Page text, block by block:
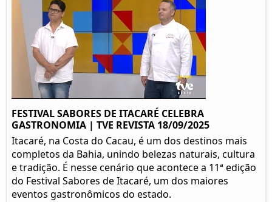
FESTIVAL SABORES DE ITACARÉ CELEBRA
GASTRONOMIA | TVE REVISTA 18/09/2025
Itacaré, na Costa do Cacau, é um dos destinos mais
completos da Bahia, unindo belezas naturais, cultura
e tradição. É nesse cenário que acontece a 11ª edição
do Festival Sabores de Itacaré, um dos maiores
eventos gastronômicos do estado.